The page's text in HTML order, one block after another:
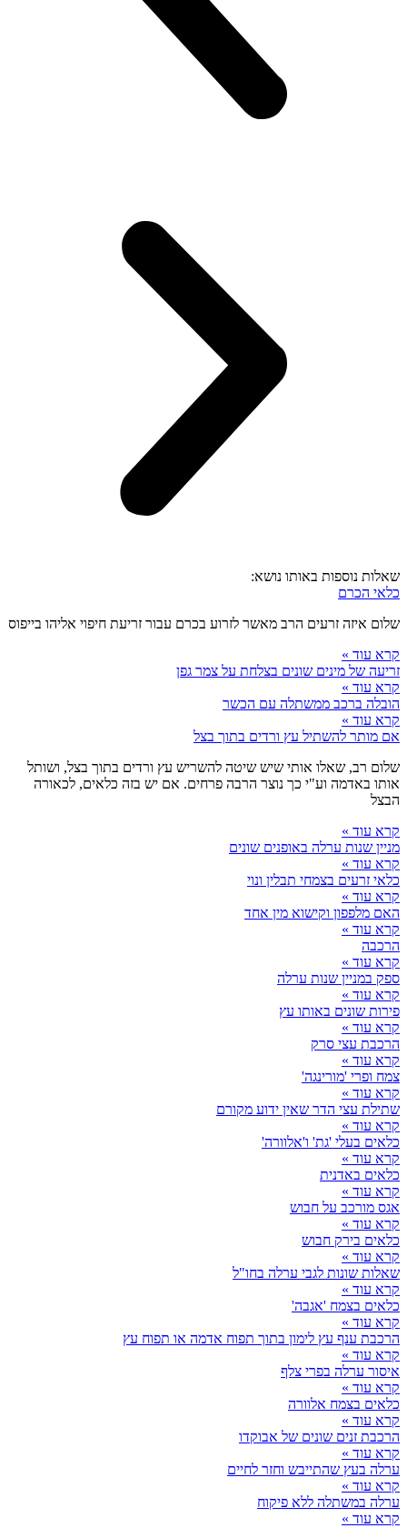
שאלות נוספות באותו נושא:
כלאי הכרם
שלום איזה זרעים הרב מאשר לזרוע בכרם עבור זריעת חיפוי אליהו בייפוס
קרא עוד »
זריעה של מינים שונים בצלחת על צמר גפן
קרא עוד »
הובלה ברכב ממשתלה עם הכשר
קרא עוד »
אם מותר להשתיל עץ ורדים בתוך בצל
שלום רב, שאלו אותי שיש שיטה להשריש עץ ורדים בתוך בצל, ושותל
אותו באדמה וע"י כך נוצר הרבה פרחים. אם יש בזה כלאים, לכאורה
הבצל
קרא עוד »
מניין שנות ערלה באופנים שונים
קרא עוד »
כלאי זרעים בצמחי תבלין ונוי
קרא עוד »
האם מלפפון וקישוא מין אחד
קרא עוד »
הרכבה
קרא עוד »
ספק במניין שנות ערלה
קרא עוד »
פירות שונים באותו עץ
קרא עוד »
הרכבת עצי סרק
קרא עוד »
צמח ופרי 'מורינגה'
קרא עוד »
שתילת עצי הדר שאין ידוע מקורם
קרא עוד »
כלאים בעלי 'גת' ו'אלוורה'
קרא עוד »
כלאים באדנית
קרא עוד »
אגס מורכב על חבוש
קרא עוד »
כלאים בירק חבוש
קרא עוד »
שאלות שונות לגבי ערלה בחו"ל
קרא עוד »
כלאים בצמח 'אגבה'
קרא עוד »
הרכבת ענף עץ לימון בתוך תפוח אדמה או תפוח עץ
קרא עוד »
איסור ערלה בפרי צלף
קרא עוד »
כלאים בצמח אלוורה
קרא עוד »
הרכבת זנים שונים של אבוקדו
קרא עוד »
ערלה בעץ שהתייבש וחזר לחיים
קרא עוד »
ערלה במשתלה ללא פיקוח
קרא עוד »